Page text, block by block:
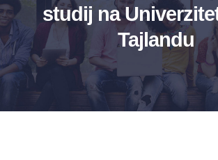
studij na
Tajlandu